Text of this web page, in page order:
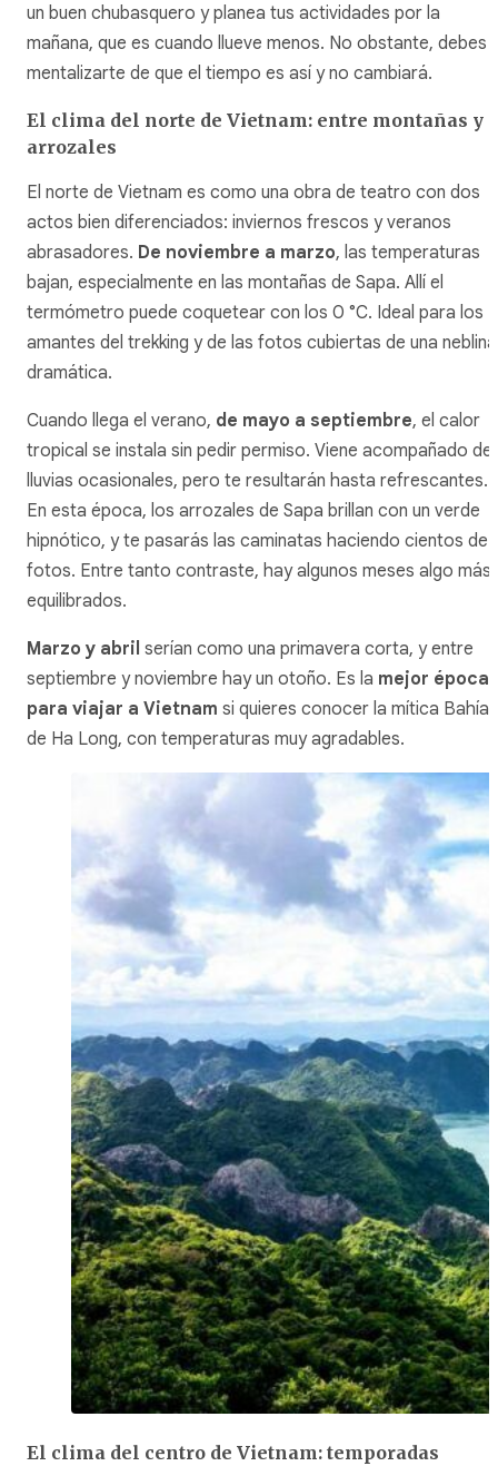
un buen chubasquero y planea tus actividades por la
mañana, que es cuando llueve menos. No obstante, debes
mentalizarte de que el tiempo es así y no cambiará.
El clima del norte de Vietnam: entre montañas y
arrozales
El norte de Vietnam es como una obra de teatro con dos
actos bien diferenciados: inviernos frescos y veranos
abrasadores. De noviembre a marzo, las temperaturas
bajan, especialmente en las montañas de Sapa. Allí el
termómetro puede coquetear con los 0 °C. Ideal para los
amantes del trekking y de las fotos cubiertas de una neblina
dramática.
Cuando llega el verano, de mayo a septiembre, el calor
tropical se instala sin pedir permiso. Viene acompañado de
lluvias ocasionales, pero te resultarán hasta refrescantes.
En esta época, los arrozales de Sapa brillan con un verde
hipnótico, y te pasarás las caminatas haciendo cientos de
fotos. Entre tanto contraste, hay algunos meses algo más
equilibrados.
Marzo y abril serían como una primavera corta, y entre
septiembre y noviembre hay un otoño. Es la mejor época
para viajar a Vietnam si quieres conocer la mítica Bahía
de Ha Long, con temperaturas muy agradables.
El clima del centro de Vietnam: temporadas